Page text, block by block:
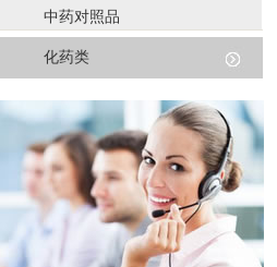
中药对照品
化药类